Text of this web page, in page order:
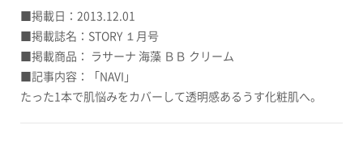
■掲載日：2013.12.01
■掲載誌名：STORY １月号
■掲載商品： ラサーナ 海藻 ＢＢ クリーム
■記事内容：「NAVI」
たった1本で肌悩みをカバーして透明感あるうす化粧肌へ。